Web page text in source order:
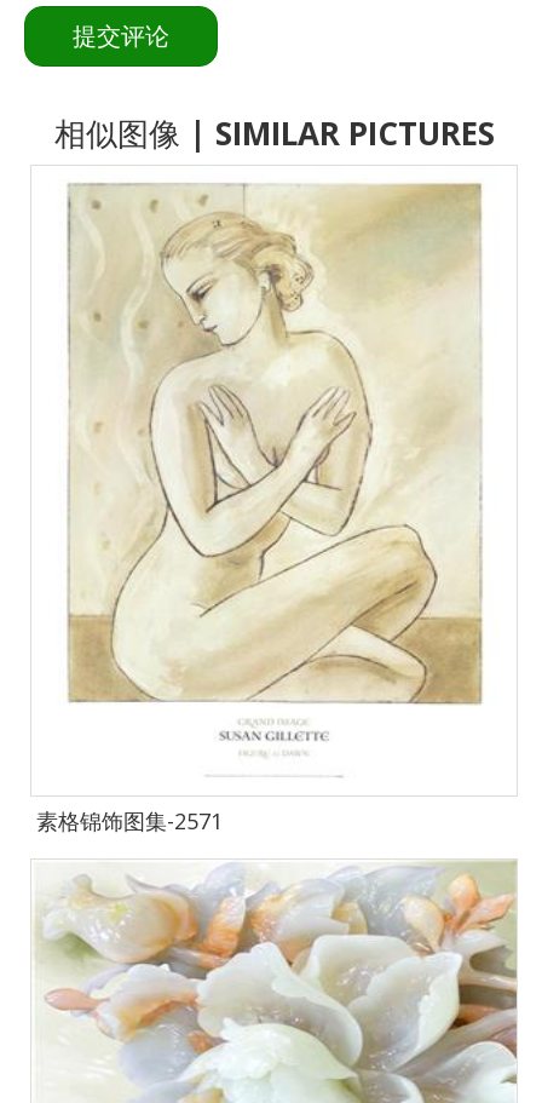
相似图像 | SIMILAR PICTURES
素格锦饰图集-2571